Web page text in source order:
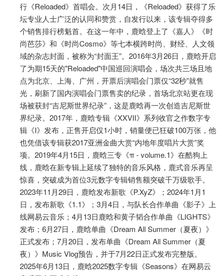
行《Reloaded》首唱会。次月14日，《Reloaded》获得了乐
坛专业人士广泛的认同和赞赏，自发行以来，该专辑夺得多
个销售排行榜魁首。在这一年中，鹿晗登上了《嘉人》《时
尚芭莎》和《时尚Cosmo》等七本横跨时尚、财经、人文领
域的杂志封面，被称为“封面王”。2016年3月26日，鹿晗开启
了为期15天的"Reloaded"中国巡回演唱会，场次共三场且地
点为北京、上海、广州，开票后演唱会门票仅“32秒”就售
光，刷新了国内演唱会门票售卖的纪录，首场北京站更在现
场被获封“吉尼斯世界纪录”，这是鹿晗再一次创造吉尼斯世
界纪录。2017年，鹿晗专辑《XXVII》系列收官之作数字专
辑《I》发布，正售开启仅1小时，销量便已狂破100万张，他
也凭借该专辑获2017亚洲金曲大赏“内地年度唱片大赏”奖
项。2019年4月15日，鹿晗三专《π - volume.1》在酷狗上
线，鹿晗在新专辑上延续了独特的音乐风格，鹿式音乐再呈
惊喜，突破成为首位3元数字专辑销售额突破千万级歌手。
2023年11月29日，鹿晗发布新歌《P.XyZ》；2024年1月1
日，发布新歌《1.1》；3月4日，与队长合作单曲《影子》上
线网易云音乐；4月13日鹿晗和黄子韬合作单曲《LIGHTS》
发布；6月27日，鹿晗单曲《Dream All Summer（夏夜）》
正式发布；7月20日，发布单曲《Dream All Summer（夏
夜）》Music Vlog预告，并于7月22日正式发布完整版。
2025年6月13日，鹿晗2025数字专辑《Seasons》在网易云